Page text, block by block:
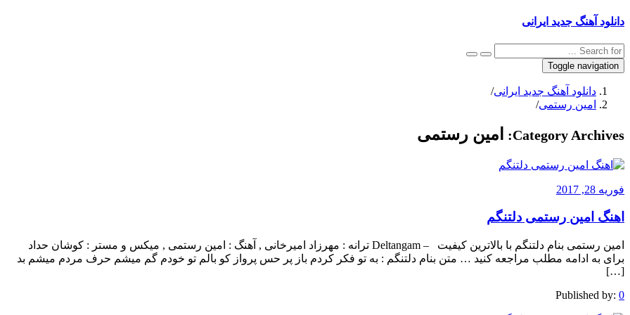
دانلود آهنگ جدید ایرانی
Toggle navigation
دانلود آهنگ جدید ایرانی/
امین رستمی/
Category Archives: امین رستمی
فوریه 28, 2017
اهنگ امین رستمی دلتنگم
امین رستمی بنام دلتنگم با بالاترین کیفیت – Deltangam ترانه : مهرزاد امیرخانی , آهنگ : امین رستمی , میکس و مستر : کوشان حداد
برای به ادامه مطلب مراجعه کنید … متن بنام دلتنگم : به تو فکر کردم باز پر حس پرواز کو بالم تو خودم گم میشم حرف مردم میشم بد
[…]
Published by: 0